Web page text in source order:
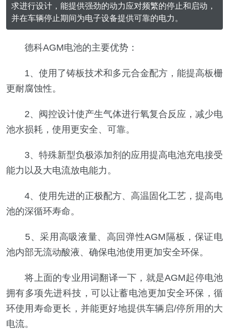
求进行设计，能提供强劲的动力应对频繁的停止和启动，
并在车辆停止期间为电子设备提供可靠的电力。
德科AGM电池的主要优势：
1、使用了铸板技术和多元合金配方，能提高板栅
更耐腐蚀性。
2、阀控设计使产生气体进行氧复合反应，减少电
池水损耗，使用更安全、可靠。
3、特殊新型负极添加剂的应用提高电池充电接受
能力以及大电流放电能力。
4、使用先进的正极配方、高温固化工艺，提高电
池的深循环寿命。
5、采用高吸液量、高回弹性AGM隔板，保证电
池内部无流动酸液、确保电池使用更加安全环保。
将上面的专业用词翻译一下，就是AGM起停电池
拥有多项先进科技，可以让蓄电池更加安全环保，循
环使用寿命更长，并能更好地提供车辆启/停所用的大
电流。